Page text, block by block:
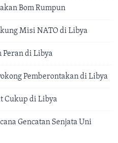
Bom Rumpun
Misi NATO di Libya
Peran di Libya
Pemberontakan di Libya
Cukup di Libya
Gencatan Senjata Uni